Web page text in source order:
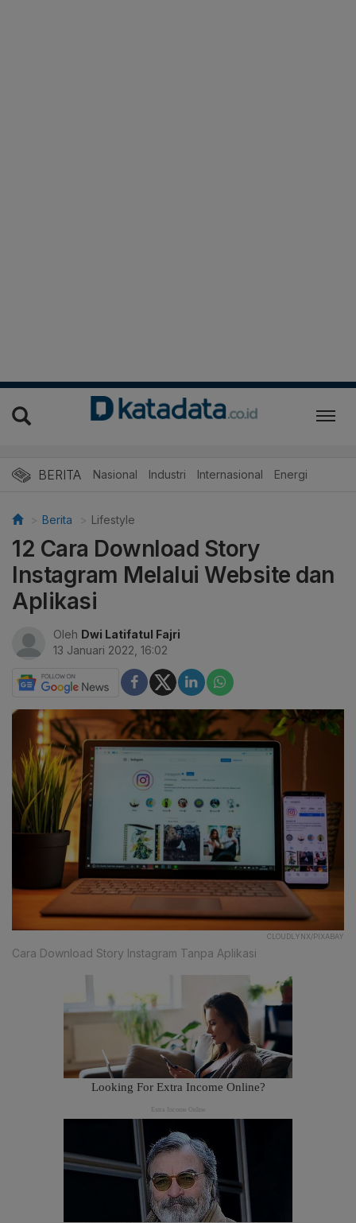
BERITA Nasional Industri Internasional Energi
Berita Lifestyle
12 Cara Download Story
Instagram Melalui Website dan
Aplikasi
Oleh Dwi Latifatul Fajri
13 Januari 2022, 16:02
CLOUDLYNX/PIXABAY
Cara Download Story Instagram Tanpa Aplikasi